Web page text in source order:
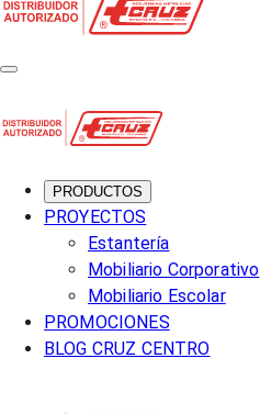
PRODUCTOS
PROYECTOS
Estantería
Mobiliario Corporativo
Mobiliario Escolar
PROMOCIONES
BLOG CRUZ CENTRO